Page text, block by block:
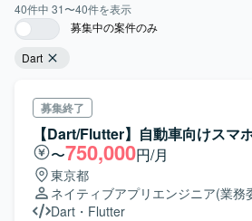
40件中 31〜40件を表示
募集中の案件のみ
Dart
募集終了
【Dart/Flutter】自動車向けスマ
〜750,000円/月
東京都
ネイティブアプリエンジニア(業務
Dart ・ Flutter